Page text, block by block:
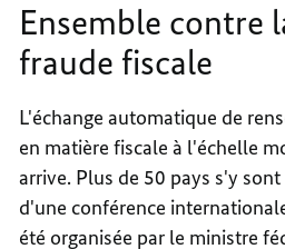
Ensemble contre
fraude fiscale
L'échange automatique de
en matière fiscale à l'échelle
arrive. Plus de 50 pays s'y sont
d'une conférence
été organisée par le ministre